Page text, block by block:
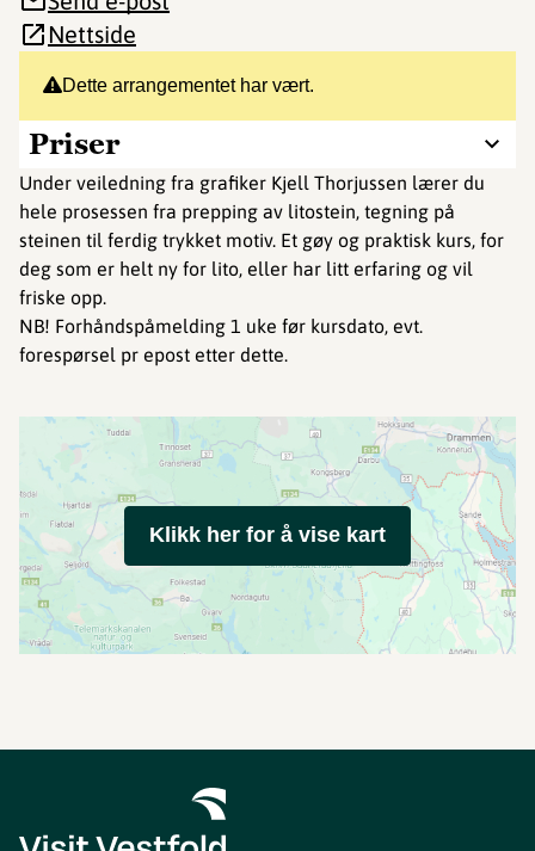
Dette arrangementet har vært.
Priser
Under veiledning fra grafiker Kjell Thorjussen lærer du
hele prosessen fra prepping av litostein, tegning på
steinen til ferdig trykket motiv. Et gøy og praktisk kurs, for
deg som er helt ny for lito, eller har litt erfaring og vil
friske opp.
NB! Forhåndspåmelding 1 uke før kursdato, evt.
forespørsel pr epost etter dette.
Nettside
Klikk her for å vise kart